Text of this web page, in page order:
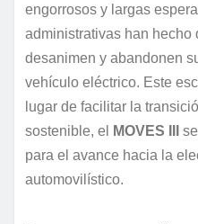
engorrosos y largas
administrativas han hecho
desanimen y abandonen
vehículo eléctrico. Este
lugar de facilitar la
sostenible, el
MOVES III
para el avance hacia la
automovilístico.